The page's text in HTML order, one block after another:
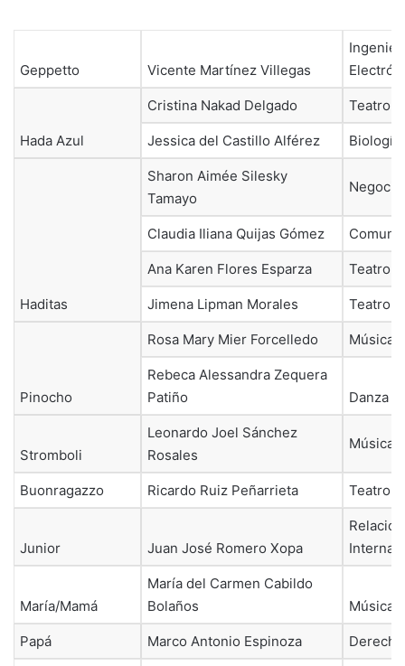
Geppetto Vicente Martínez Villegas
Hada Azul
Cristina Nakad Delgado Teatro
Jessica del Castillo Alférez Biología
Haditas
Sharon Aimée Silesky
Tamayo
Claudia Iliana Quijas Gómez
Ana Karen Flores Esparza Teatro
Jimena Lipman Morales Teatro
Pinocho
Rosa Mary Mier Forcelledo Música
Rebeca Alessandra Zequera
Patiño
Danza
Stromboli
Leonardo Joel Sánchez
Rosales
Música
Buonragazzo Ricardo Ruiz Peñarrieta Teatro
Junior Juan José Romero Xopa
María/Mamá
María del Carmen Cabildo
Bolaños
Música
Papá Marco Antonio Espinoza Derecho